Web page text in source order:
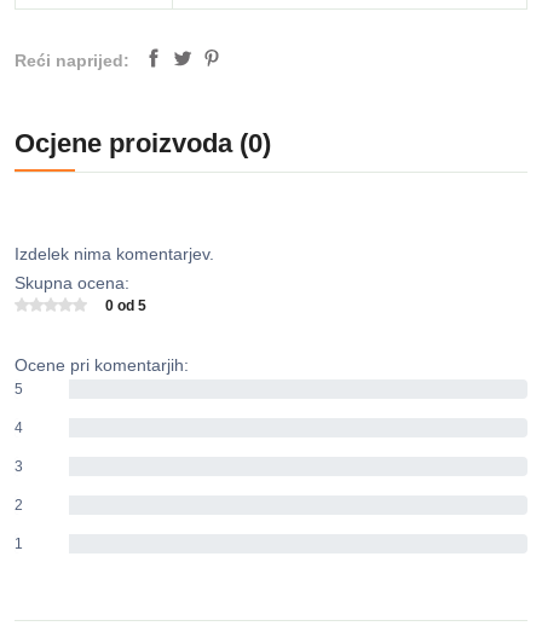
Reći naprijed:
Ocjene proizvoda (0)
Izdelek nima komentarjev.
Skupna ocena:
0 od 5
Ocene pri komentarjih:
5
4
3
2
1